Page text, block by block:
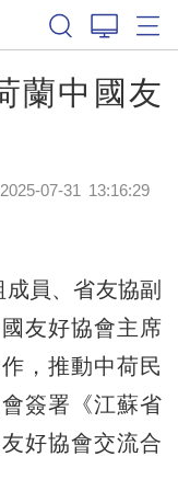
蘭中國友
2025-07-31 13:16:29
員、省友協副
友好協會主席
，推動中荷民
簽署《江蘇省
好協會交流合